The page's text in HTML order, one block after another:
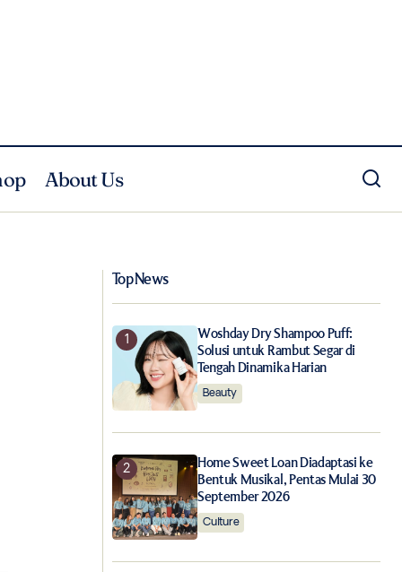
About Us
Top News
Woshday Dry Shampoo Puff:
Solusi untuk Rambut Segar di
Tengah Dinamika Harian
Beauty
Home Sweet Loan Diadaptasi ke
Bentuk Musikal, Pentas Mulai 30
September 2026
Culture